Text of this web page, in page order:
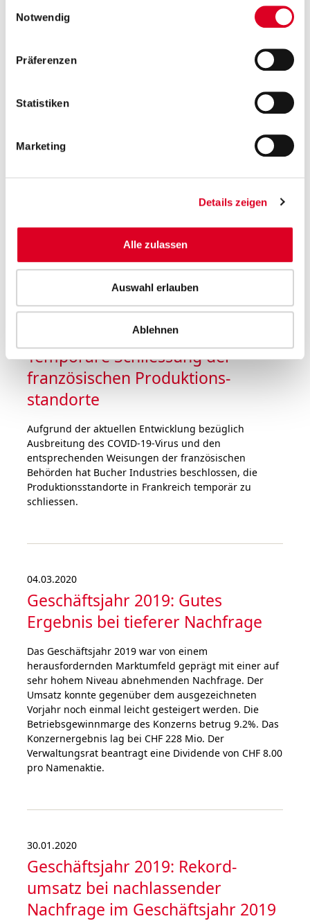
Notwendig
Präferenzen
Statistiken
Marketing
Details zeigen
Alle zulassen
Auswahl erlauben
Ablehnen
19.03.2020
Corona­virus
Die Generalversammlung vom 24. April 2020 von
Bucher Industries wird im Rahmen der
2) ohne persönliche Teilnahme von Aktionärinnen und
Stimmrechte kann via schriftliche oder elektronische
Vollmacht an den unabhängigen Stimmrechtsvertreter
Temporäre Schlie­ssung der
französischen Produktions­
standorte
Aufgrund der aktuellen Entwicklung bezüglich
Ausbreitung des COVID-19-Virus und den
entsprechenden Weisungen der französischen
Behörden hat Bucher Industries beschlossen, die
Produktionsstandorte in Frankreich temporär zu
schliessen.
04.03.2020
Geschäftsjahr 2019: Gutes
Ergebnis bei tieferer Nachfrage
Das Geschäftsjahr 2019 war von einem
herausfordernden Marktumfeld geprägt mit einer auf
sehr hohem Niveau abnehmenden Nachfrage. Der
Umsatz konnte gegenüber dem ausgezeichneten
Vorjahr noch einmal leicht gesteigert werden. Die
Betriebsgewinnmarge des Konzerns betrug 9.2%. Das
Konzernergebnis lag bei CHF 228 Mio. Der
Verwaltungsrat beantragt eine Dividende von CHF 8.00
pro Namenaktie.
30.01.2020
Geschäftsjahr 2019: Rekord­
umsatz bei nachlas­sen­der
Nachfrage im Geschäfts­jahr 2019